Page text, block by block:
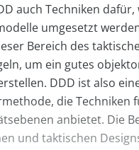
auch Techniken dafür,
umgesetzt
Bereich des
um ein gutes
DDD ist also
die Techniken
anbietet. Die
und taktischen